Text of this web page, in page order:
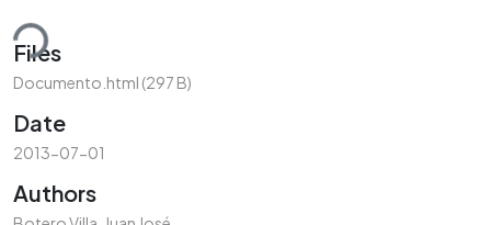
Files
Documento.html (297 B)
Date
2013-07-01
Authors